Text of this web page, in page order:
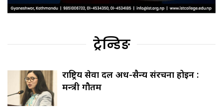
ट्रेन्डिङ
राष्ट्रिय सेवा दल अर्ध-सैन्य संरचना होइन :
मन्त्री गौतम